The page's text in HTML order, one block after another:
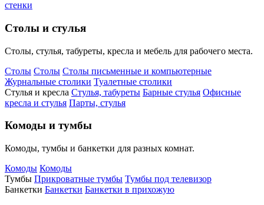
стенки
Столы и стулья
Столы, стулья, табуреты, кресла и мебель для рабочего места.
Столы Столы Столы письменные и компьютерные
Журнальные столики Туалетные столики
Стулья и кресла Стулья, табуреты Барные стулья Офисные
кресла и стулья Парты, стулья
Комоды и тумбы
Комоды, тумбы и банкетки для разных комнат.
Комоды Комоды
Тумбы Прикроватные тумбы Тумбы под телевизор
Банкетки Банкетки Банкетки в прихожую